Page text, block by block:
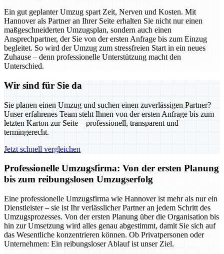
Ein gut geplanter Umzug spart Zeit, Nerven und Kosten. Mit
Hannover als Partner an Ihrer Seite erhalten Sie nicht nur einen
maßgeschneiderten Umzugsplan, sondern auch einen
Ansprechpartner, der Sie von der ersten Anfrage bis zum Einzug
begleitet. So wird der Umzug zum stressfreien Start in ein neues
Zuhause – denn professionelle Unterstützung macht den
Unterschied.
Wir sind für Sie da
Sie planen einen Umzug und suchen einen zuverlässigen Partner?
Unser erfahrenes Team steht Ihnen von der ersten Anfrage bis zum
letzten Karton zur Seite – professionell, transparent und
termingerecht.
Jetzt schnell vergleichen
Professionelle Umzugsfirma: Von der ersten Planung
bis zum reibungslosen Umzugserfolg
Eine professionelle Umzugsfirma wie Hannover ist mehr als nur ein
Dienstleister – sie ist Ihr verlässlicher Partner an jedem Schritt des
Umzugsprozesses. Von der ersten Planung über die Organisation bis
hin zur Umsetzung wird alles genau abgestimmt, damit Sie sich auf
das Wesentliche konzentrieren können. Ob Privatpersonen oder
Unternehmen: Ein reibungsloser Ablauf ist unser Ziel.